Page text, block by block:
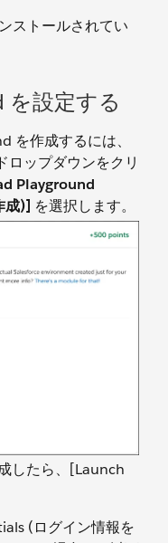
ストールされてい
設定する
を作成するには、
ロップダウンをクリ
Playground
成)] を選択します。
したら、[Launch
(ログイン情報を